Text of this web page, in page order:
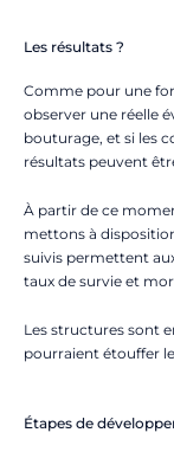
Les résultats ?
Comme pour une
observer une réelle
bouturage, et si les
résultats peuvent
À partir de ce
mettons à
suivis permettent
taux de survie et
Les structures sont
pourraient étouffer
Étapes de